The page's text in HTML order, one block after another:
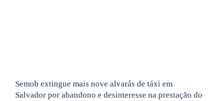
Semob extingue mais nove alvarás de táxi em
Salvador por abandono e desinteresse na prestação do